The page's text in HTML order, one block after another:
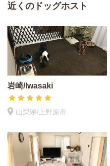
近くのドッグホスト
岩崎/Iwasaki
山梨県/上野原市